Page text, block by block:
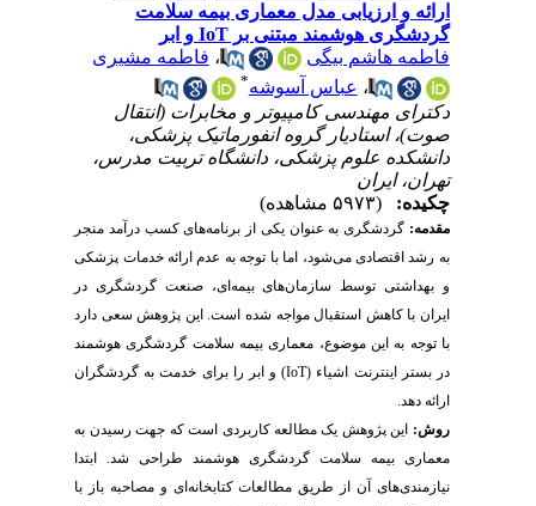
ارائه و ارزیابی مدل معماری بیمه سلامت
گردشگری هوشمند مبتنی بر IoT و ابر
فاطمه هاشم بیگی
،فاطمه مشیری
،عباس آسوشه
دکترای مهندسی کامپیوتر و مخابرات (انتقال
صوت)، استادیار گروه انفورماتیک پزشکی،
دانشکده علوم پزشکی، دانشگاه تربیت مدرس،
تهران، ایران
چکیده:
مقدمه:گردشگری به عنوان یکی از برنامه‌های کسب درآمد منجر
به رشد اقتصادی می‌‌شود، اما با توجه به عدم ارائه خدمات پزشکی
و بهداشتی توسط سازمان‌های بیمه‌ای، صنعت گردشگری در
ایران با کاهش استقبال مواجه شده است. این پژوهش سعی دارد
با توجه به این موضوع، معماری بیمه سلامت گردشگری هوشمند
در بستر اینترنت اشیاء (IoT) و ابر را برای خدمت به گردشگران
ارائه دهد.
روش: این پژوهش یک مطالعه کاربردی است که جهت رسیدن به
معماری بیمه سلامت گردشگری هوشمند طراحی شد. ابتدا
نیازمندی‌‌های آن از طریق مطالعات کتابخانه‌ای و مصاحبه باز با